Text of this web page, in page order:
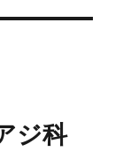
ジ科